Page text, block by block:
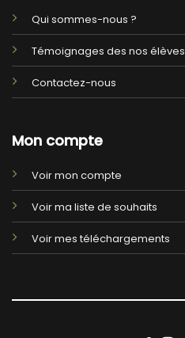
Qui sommes-nous ?
Témoignages des nos élèves
Contactez-nous
Mon compte
Voir mon compte
Voir ma liste de souhaits
Voir mes téléchargements